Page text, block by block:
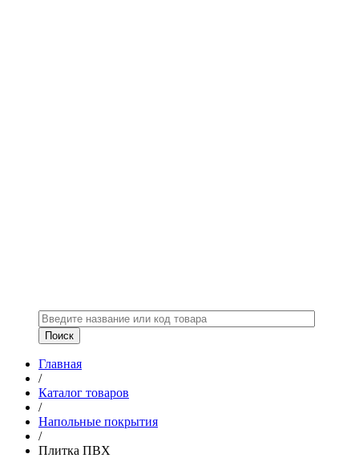
Главная
/
Каталог товаров
/
Напольные покрытия
/
Плитка ПВХ